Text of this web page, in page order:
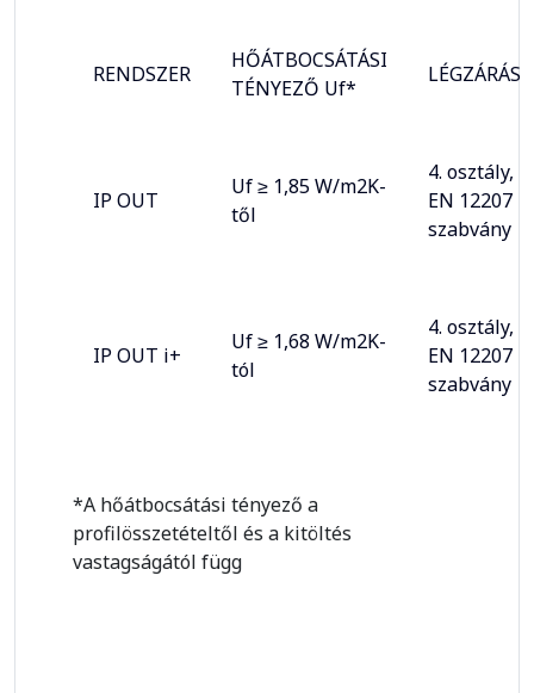
RENDSZER
HŐÁTBOCSÁTÁSI
TÉNYEZŐ Uf*
LÉGZÁRÁS
IP OUT
Uf ≥ 1,85 W/m2K-
től
4. osztály,
EN 12207
szabvány
IP OUT i+
Uf ≥ 1,68 W/m2K-
tól
4. osztály,
EN 12207
szabvány
*A hőátbocsátási tényező a
profilösszetételtől és a kitöltés
vastagságától függ